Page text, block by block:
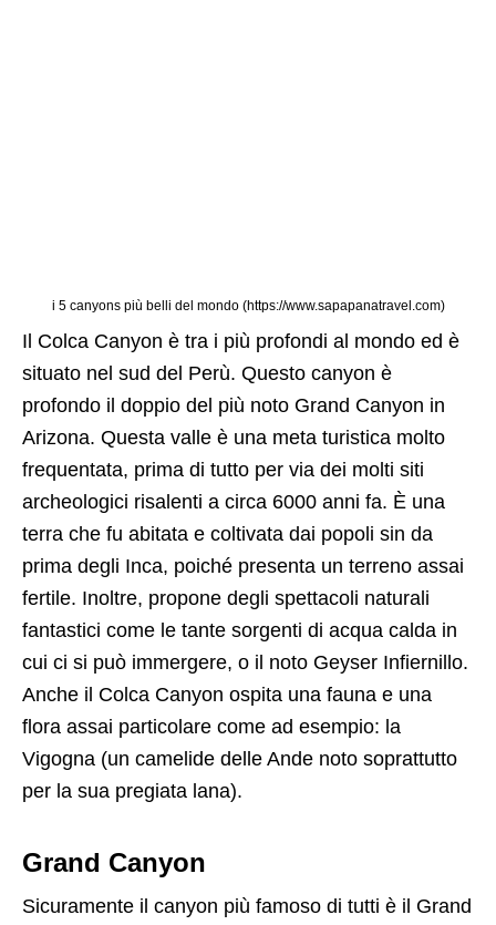
i 5 canyons più belli del mondo (https://www.sapapanatravel.com)
Il Colca Canyon è tra i più profondi al mondo ed è
situato nel sud del Perù. Questo canyon è
profondo il doppio del più noto Grand Canyon in
Arizona. Questa valle è una meta turistica molto
frequentata, prima di tutto per via dei molti siti
archeologici risalenti a circa 6000 anni fa. È una
terra che fu abitata e coltivata dai popoli sin da
prima degli Inca, poiché presenta un terreno assai
fertile. Inoltre, propone degli spettacoli naturali
fantastici come le tante sorgenti di acqua calda in
cui ci si può immergere, o il noto Geyser Infiernillo.
Anche il Colca Canyon ospita una fauna e una
flora assai particolare come ad esempio: la
Vigogna (un camelide delle Ande noto soprattutto
per la sua pregiata lana).
Grand Canyon
Sicuramente il canyon più famoso di tutti è il Grand